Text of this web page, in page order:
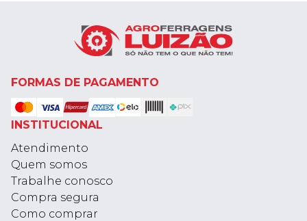
FORMAS DE PAGAMENTO
INSTITUCIONAL
Atendimento
Quem somos
Trabalhe conosco
Compra segura
Como comprar